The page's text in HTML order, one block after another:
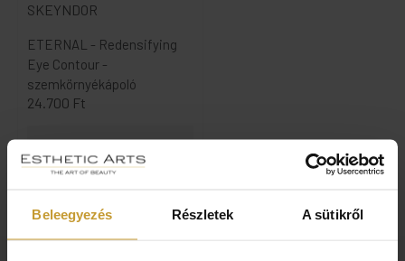
Beleegyezés Részletek A sütikről
SKEYNDOR
ETERNAL - Redensifying
Eye Contour -
szemkörnyékápoló
24.700 Ft
Szabadalommal védett
Őssejtes Ránctalanító
Szemkörnyék ápoló